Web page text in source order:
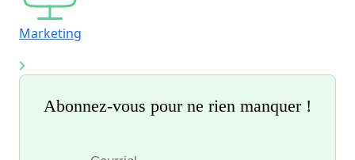
Marketing
Abonnez-vous pour ne rien manquer !